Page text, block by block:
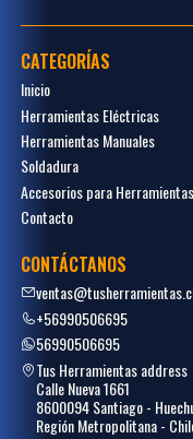
CATEGORÍAS
Inicio
Herramientas Eléctricas
Herramientas Manuales
Soldadura
Accesorios para Herramientas
Contacto
CONTÁCTANOS
+56990506695
56990506695
Tus Herramientas address
Calle Nueva 1661
8600094 Santiago -
Región Metropolitana -